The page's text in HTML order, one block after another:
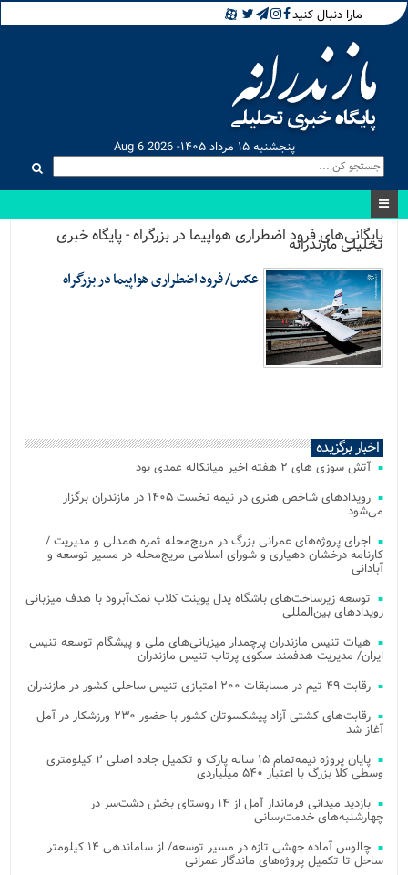
مارا دنبال کنید
پنجشنبه ۱۵ مرداد ۱۴۰۵- Aug 6 2026
بایگانی‌های فرود اضطراری هواپیما در بزرگراه - پایگاه خبری
تحلیلی مازندرانه
عکس/ فرود اضطراری هواپیما در بزرگراه
اخبار برگزیده
آتش‌ سوزی‌ های ۲ هفته اخیر میانکاله عمدی بود
رویدادهای شاخص هنری در نیمه نخست ۱۴۰۵ در مازندران برگزار
می‌شود
اجرای پروژه‌های عمرانی بزرگ در مریج‌محله ثمره همدلی و مدیریت /
کارنامه درخشان دهیاری و شورای اسلامی مریج‌محله در مسیر توسعه و
آبادانی
توسعه زیرساخت‌های باشگاه پدل پوینت کلاب نمک‌آبرود با هدف میزبانی
رویدادهای بین‌المللی
هیات تنیس مازندران پرچمدار میزبانی‌های ملی و پیشگام توسعه تنیس
ایران/ مدیریت هدفمند سکوی پرتاب تنیس مازندران
رقابت ۴۹ تیم در مسابقات ۲۰۰ امتیازی تنیس ساحلی کشور در مازندران
رقابت‌های کشتی آزاد پیشکسوتان کشور با حضور ۲۳۰ ورزشکار در آمل
آغاز شد
پایان پروژه نیمه‌تمام ۱۵ ساله پارک و تکمیل جاده اصلی ۲ کیلومتری
وسطی کلا بزرگ با اعتبار ۵۴۰ میلیاردی
بازدید میدانی فرماندار آمل از ۱۴ روستای بخش دشت‌سر در
چهارشنبه‌های خدمت‌رسانی
چالوس آماده جهشی تازه در مسیر توسعه/ از ساماندهی ۱۴ کیلومتر
ساحل تا تکمیل پروژه‌های ماندگار عمرانی